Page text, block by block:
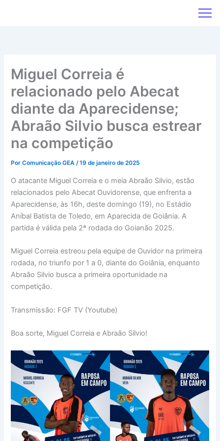
Miguel Correia é
relacionado pelo Abecat
diante da Aparecidense;
Abraão Silvio busca estrear
na competição
PorComunicação GEA/19 de janeiro de 2025
O atacante Miguel Correia e o meia Abraão Silvio, estão
relacionados pelo Abecat Ouvidorense, que enfrenta a
Aparecidense, às 16h, deste domingo (19), no Estádio
Aníbal Batista de Toledo, em Aparecida de Goiânia. A
partida é válida pela 2ª rodada do Goianão 2025.
Miguel Correia estreou pela equipe de Ouvidor na primeira
rodada, no triunfo por 1 a 0, diante do Goiânia, enquanto
Abraão Silvio busca a primeira oportunidade na
competição.
Transmissão: FGF TV (Youtube)
Boa sorte, Miguel Correia e Abraão Silvio!